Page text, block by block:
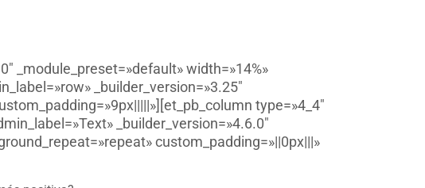
_module_preset=»default» width=»14%»
_builder_version=»3.25″
type=»4_4″
_builder_version=»4.6.0″
custom_padding=»||0px|||»